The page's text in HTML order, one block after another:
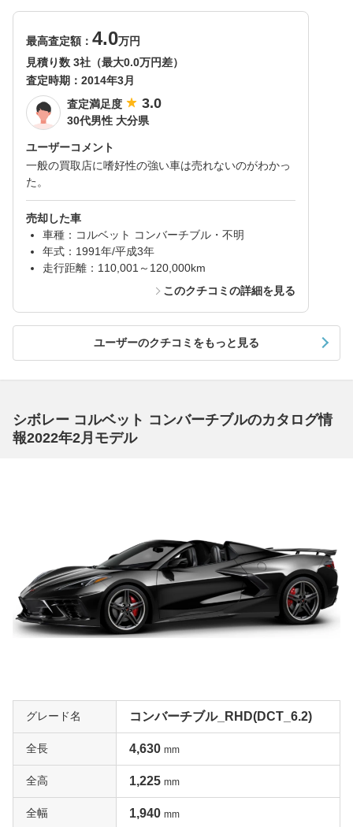
最高査定額： 4.0万円
見積り数 3社（最大0.0万円差）
査定時期： 2014年3月
査定満足度
3.0
30代男性 大分県
ユーザーコメント
一般の買取店に嗜好性の強い車は売れないのがわかっ
た。
売却した車
車種：コルベット コンバーチブル・不明
年式：1991年/平成3年
走行距離：110,001～120,000km
このクチコミの詳細を見る
ユーザーのクチコミをもっと見る
シボレー コルベット コンバーチブルのカタログ情
報2022年2月モデル
グレード名 コンバーチブル_RHD(DCT_6.2)
全長 4,630 mm
全高 1,225 mm
全幅 1,940 mm